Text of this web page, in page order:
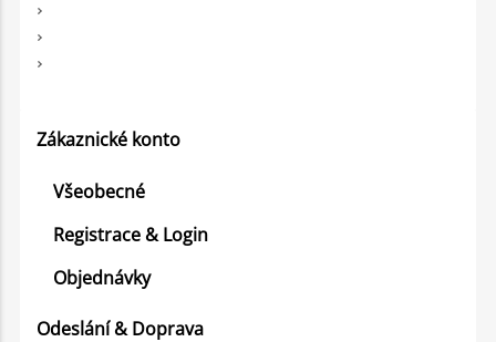
Zákaznické konto
Všeobecné
Registrace & Login
Objednávky
Odeslání & Doprava